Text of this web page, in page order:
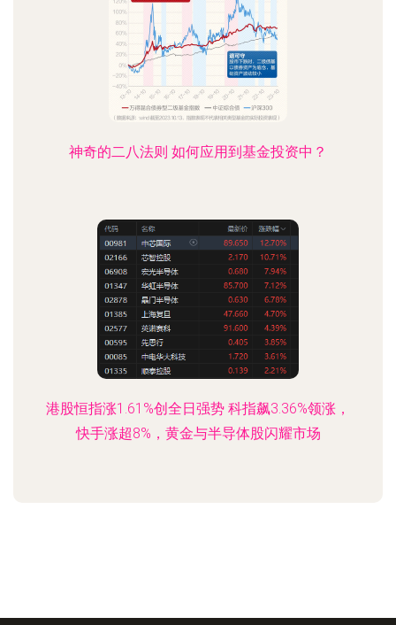
神奇的二八法则 如何应用到基金投资中？
港股恒指涨1.61%创全日强势 科指飙3.36%领涨，
快手涨超8%，黄金与半导体股闪耀市场